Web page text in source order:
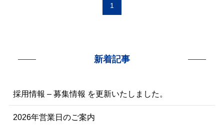
1
新着記事
採用情報 – 募集情報 を更新いたしました。
2026年営業日のご案内